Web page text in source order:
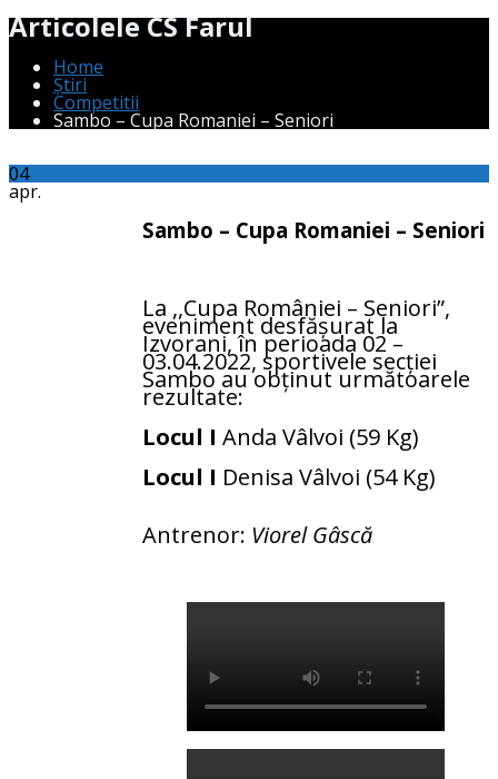
Articolele CS Farul
Home
Știri
Competitii
Sambo – Cupa Romaniei – Seniori
04
apr.
Sambo – Cupa Romaniei – Seniori
La ,,Cupa României – Seniori”,
eveniment desfășurat la
Izvorani, în perioada 02 –
03.04.2022, sportivele secției
Sambo au obținut următoarele
rezultate:
Locul I Anda Vâlvoi (59 Kg)
Locul I Denisa Vâlvoi (54 Kg)
Antrenor: Viorel Gâscă